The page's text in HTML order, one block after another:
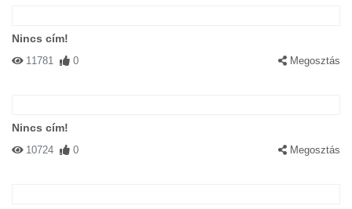
Nincs cím!
11781 0 Megosztás
Nincs cím!
10724 0 Megosztás